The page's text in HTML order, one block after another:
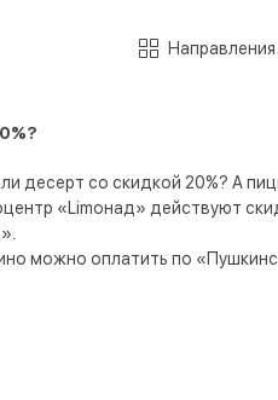
десерт со скидкой 20%? А
«Limoнад» действуют
можно оплатить по